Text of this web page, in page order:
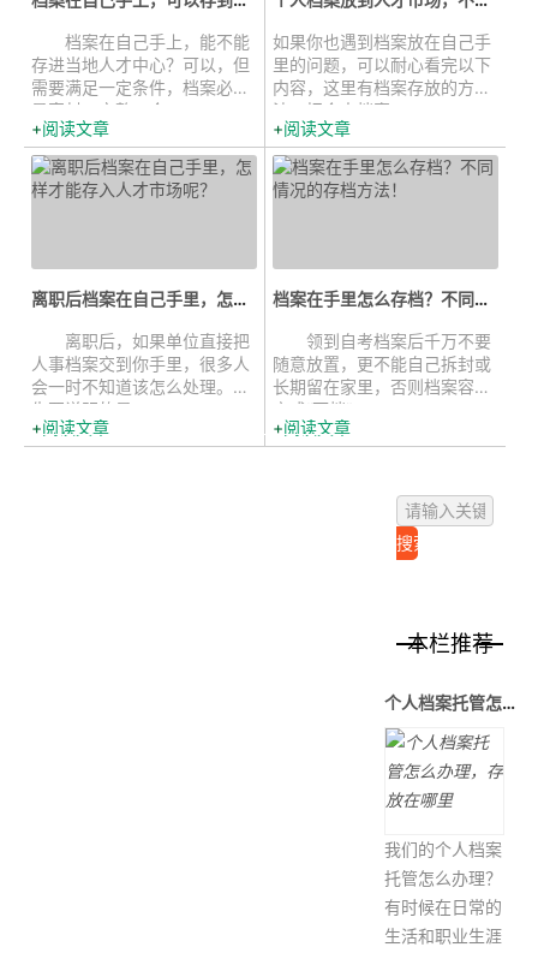
档案在自己手上，能不能
存进当地人才中心？可以，但
需要满足一定条件，档案必须
是密封、完整、合...
阅读文章
如果你也遇到档案放在自己手
里的问题，可以耐心看完以下
内容，这里有档案存放的方
法。把个人档案...
阅读文章
离职后档案在自己手里，怎样才能存...
离职后，如果单位直接把
人事档案交到你手里，很多人
会一时不知道该怎么处理。首
先要说明的是，...
阅读文章
档案在手里怎么存档？不同情况的存...
领到自考档案后千万不要
随意放置，更不能自己拆封或
长期留在家里，否则档案容易
变成“死档”，...
阅读文章
本栏推荐
个人档案托管怎么办理，存放在哪里
我们的个人档案
托管怎么办理？
有时候在日常的
生活和职业生涯